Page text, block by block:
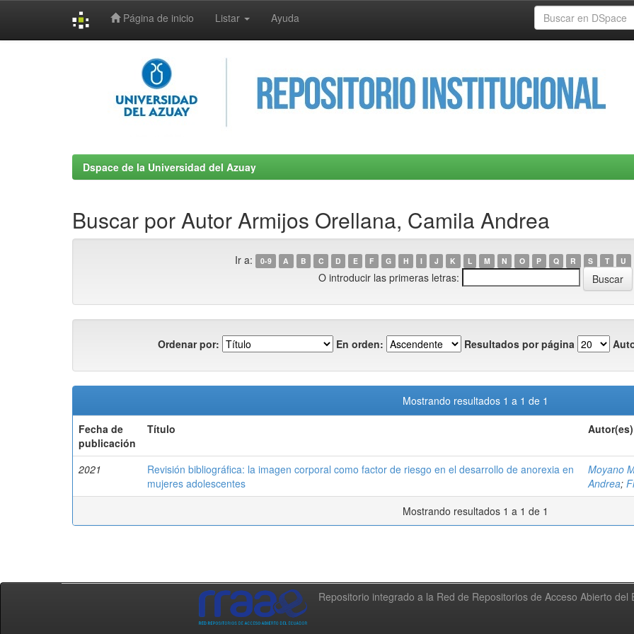
Página de inicio Listar Ayuda
Dspace de la Universidad del Azuay
Buscar por Autor Armijos Orellana, Camila Andrea
Ir a: 0-9 A B C D E F G H I J K L M N O P Q R S T U
O introducir las primeras letras:
Ordenar por: En orden: Resultados por página
Mostrando resultados 1 a 1 de 1
Fecha de
publicación
Título Autor(es)
2021
Revisión bibliográfica: la imagen corporal como factor de riesgo en el desarrollo de anorexia en
mujeres adolescentes
Moyano
Andrea;
Mostrando resultados 1 a 1 de 1
Repositorio integrado a la Red de Repositorios de Acceso Abierto del